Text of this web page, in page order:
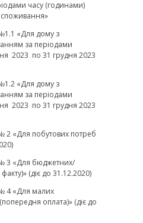
часу (годинами)
«Для дому з
за періодами
2023 по 31 грудня 2023
«Для дому з
за періодами
2023 по 31 грудня 2023
2 «Для побутових потреб
3 «Для бюджетних/
(діє до 31.12.2020)
4 «Для малих
оплата)» (діє до